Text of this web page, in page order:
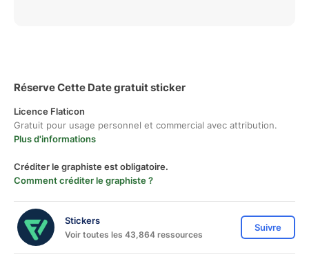
Réserve Cette Date gratuit sticker
Licence Flaticon
Gratuit pour usage personnel et commercial avec attribution.
Plus d'informations
Créditer le graphiste est obligatoire.
Comment créditer le graphiste ?
Stickers
Voir toutes les 43,864 ressources
Suivre